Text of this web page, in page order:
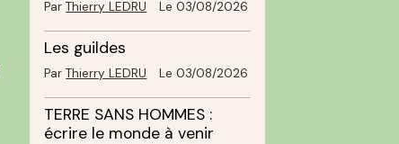
ParThierry LEDRU Le 03/08/2026
Les guildes
ParThierry LEDRU Le 03/08/2026
TERRE SANS HOMMES :
écrire le monde à venir